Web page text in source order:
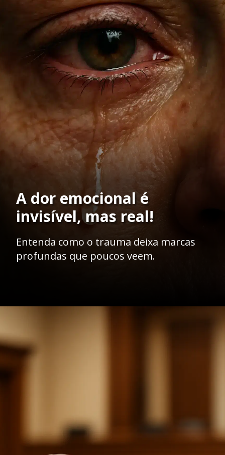
A dor emocional é
invisível, mas real!
Entenda como o trauma deixa marcas
profundas que poucos veem.